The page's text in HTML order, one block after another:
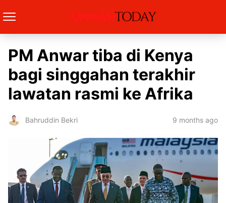
PM Anwar tiba di Kenya
bagi singgahan terakhir
lawatan rasmi ke Afrika
Bahruddin Bekri 9 months ago